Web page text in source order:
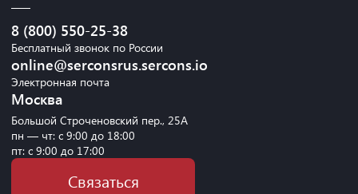
8 (800) 550-25-38
Бесплатный звонок по России
online@serconsrus.sercons.io
Электронная почта
Москва
Большой Строченовский пер., 25А
пн — чт: с 9:00 до 18:00
пт: с 9:00 до 17:00
Связаться